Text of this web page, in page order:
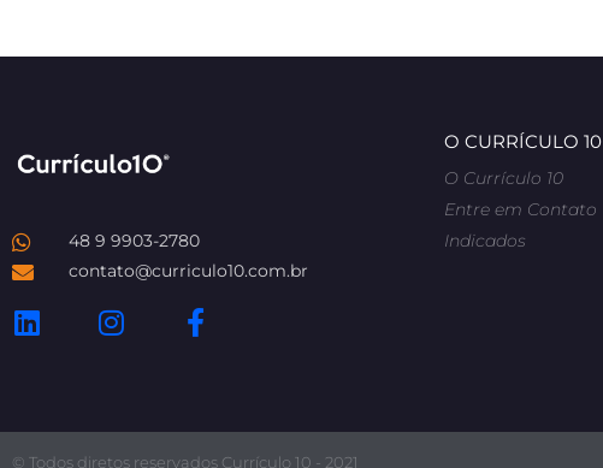
48 9 9903-2780
contato@curriculo10.com.br
O CURRÍCULO 10
O Currículo 10
Entre em Contato
Indicados
© Todos diretos reservados Currículo 10 - 2021